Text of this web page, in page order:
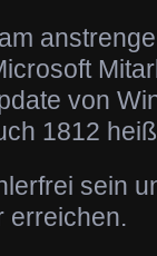
von
1812
sein
erreichen.